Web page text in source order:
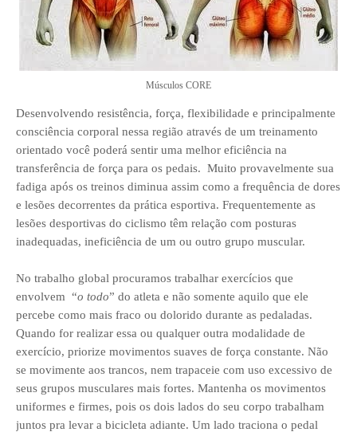
Músculos CORE
Desenvolvendo resistência, força, flexibilidade e principalmente
consciência corporal nessa região através de um treinamento
orientado você poderá sentir uma melhor eficiência na
transferência de força para os pedais. Muito provavelmente sua
fadiga após os treinos diminua assim como a frequência de dores
e lesões decorrentes da prática esportiva. Frequentemente as
lesões desportivas do ciclismo têm relação com posturas
inadequadas, ineficiência de um ou outro grupo muscular.
No trabalho global procuramos trabalhar exercícios que
envolvem “o todo” do atleta e não somente aquilo que ele
percebe como mais fraco ou dolorido durante as pedaladas.
Quando for realizar essa ou qualquer outra modalidade de
exercício, priorize movimentos suaves de força constante. Não
se movimente aos trancos, nem trapaceie com uso excessivo de
seus grupos musculares mais fortes. Mantenha os movimentos
uniformes e firmes, pois os dois lados do seu corpo trabalham
juntos pra levar a bicicleta adiante. Um lado traciona o pedal